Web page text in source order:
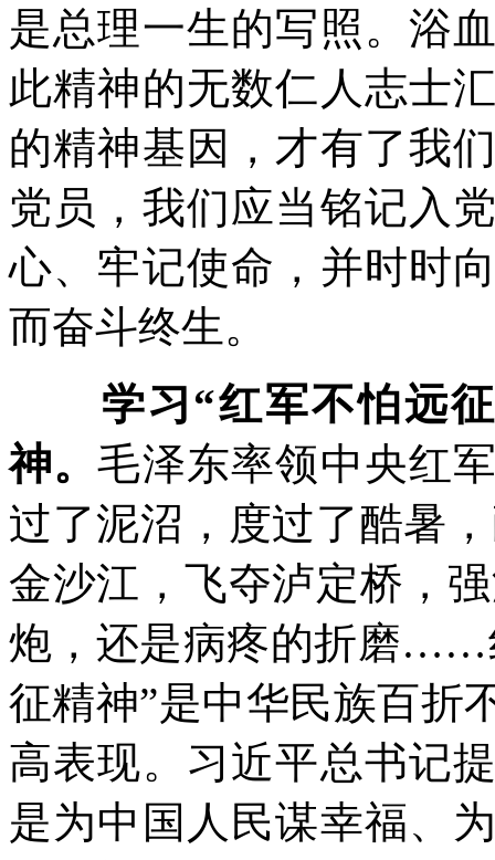
是总理一生的写照。浴
此精神的无数仁人志士
的精神基因，才有了我
党员，我们应当铭记入
心、牢记使命，并时时
而奋斗终生。
学习“红军不怕远
神。毛泽东率领中央红
过了泥沼，度过了酷暑
金沙江，飞夺泸定桥，
炮，还是病疼的折磨……
征精神”是中华民族百折
高表现。习近平总书记
是为中国人民谋幸福、